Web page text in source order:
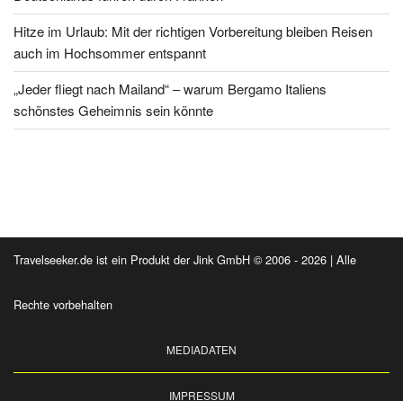
Hitze im Urlaub: Mit der richtigen Vorbereitung bleiben Reisen
auch im Hochsommer entspannt
„Jeder fliegt nach Mailand“ – warum Bergamo Italiens
schönstes Geheimnis sein könnte
Travelseeker.de ist ein Produkt der Jink GmbH © 2006 - 2026 | Alle
Rechte vorbehalten
MEDIADATEN
IMPRESSUM